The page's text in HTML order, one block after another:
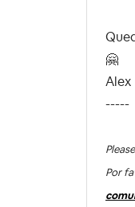
🤗
Alex
-----
Por